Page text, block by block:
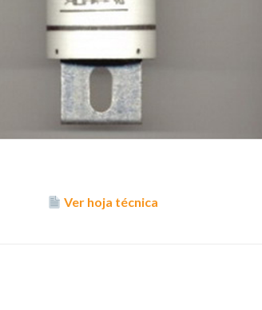
Ver hoja técnica